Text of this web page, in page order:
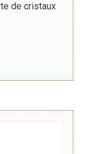
de cristaux